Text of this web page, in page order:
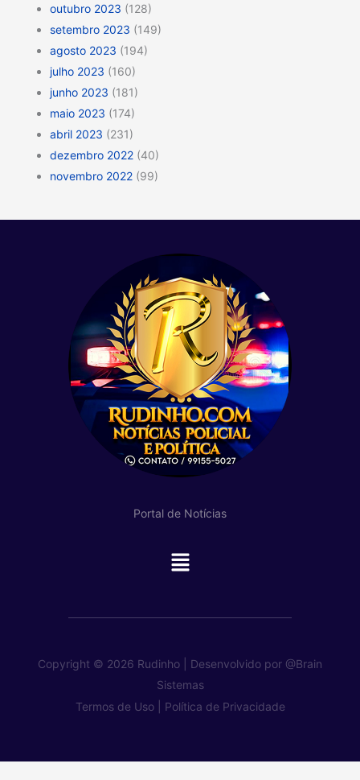
outubro 2023 (128)
setembro 2023 (149)
agosto 2023 (194)
julho 2023 (160)
junho 2023 (181)
maio 2023 (174)
abril 2023 (231)
dezembro 2022 (40)
novembro 2022 (99)
Portal de Notícias
Main
Copyright © 2026 Rudinho | Desenvolvido por @Brain
Sistemas
Termos de Uso |
Política de Privacidade